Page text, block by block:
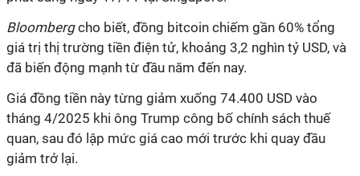
Bloombergcho biết, đồng bitcoin chiếm gần 60% tổng
giá trị thị trường tiền điện tử, khoảng 3,2 nghìn tỷ USD, và
đã biến động mạnh từ đầu năm đến nay.
Giá đồng tiền này từng giảm xuống 74.400 USD vào
tháng 4/2025 khi ông Trump công bố chính sách thuế
quan, sau đó lập mức giá cao mới trước khi quay đầu
giảm trở lại.